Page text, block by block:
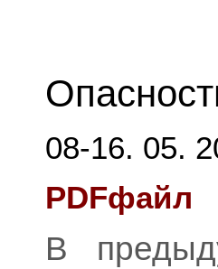
08-16. 05.
PDFфайл
В